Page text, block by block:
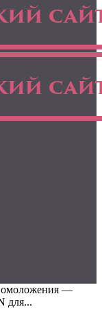
—
для...